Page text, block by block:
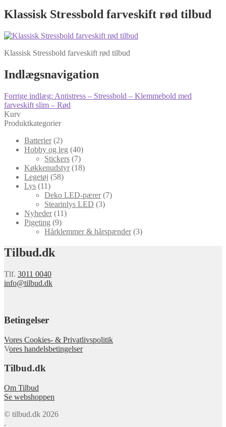
Klassisk Stressbold farveskift rød tilbud
Klassisk Stressbold farveskift rød tilbud
Indlægsnavigation
Forrige indlæg: Antistress – Stressbold – Klemmebold med
farveskift slim – Rød
Kurv
Produktkategorier
Batterier (2)
Hobby og leg (40)
Stickers (7)
Køkkenudstyr (18)
Legetøj (58)
Lys (11)
Deko LED-pærer (7)
Stearinlys LED (3)
Nyheder (11)
Pigeting (9)
Hårklemmer & hårspænder (3)
Tilbud.dk
Tlf. 3011 0040
info@tilbud.dk
Betingelser
Vores Cookies- & Privatlivspolitik
Vores handelsbetingelser
Tilbud.dk
Om Tilbud
Se webshoppen
© tilbud.dk 2026
.